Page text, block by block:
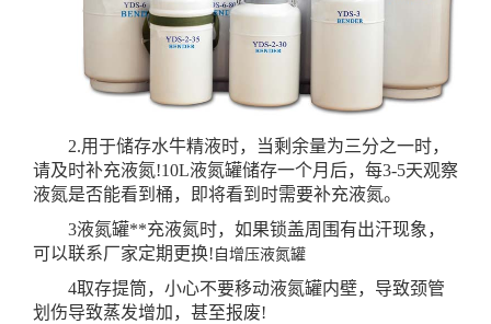
2.用于储存水牛精液时，当剩余量为三分之一时，
请及时补充液氮!10L液氮罐储存一个月后，每3-5天观察
液氮是否能看到桶，即将看到时需要补充液氮。
3液氮罐**充液氮时，如果锁盖周围有出汗现象，
可以联系厂家定期更换! 自增压液氮罐
4取存提筒，小心不要移动液氮罐内壁，导致颈管
划伤导致蒸发增加，甚至报废!